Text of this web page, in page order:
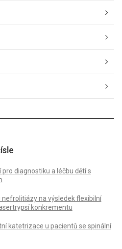
diagnostiku a léčbu dětí s
nefrolitiázy na výsledek flexibilní
konkrementu
katetrizace u pacientů se spinální